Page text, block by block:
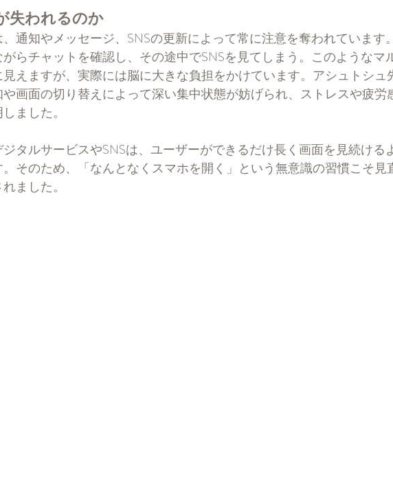
失われるのか
通知やメッセージ、SNSの更新によって常に注意を奪われています。
らチャットを確認し、その途中でSNSを見てしまう。このようなマ
えますが、実際には脳に大きな負担をかけています。アシュトシュ
画面の切り替えによって深い集中状態が妨げられ、ストレスや疲労
ました。
タルサービスやSNSは、ユーザーができるだけ長く画面を見続ける
そのため、「なんとなくスマホを開く」という無意識の習慣こそ見
ました。